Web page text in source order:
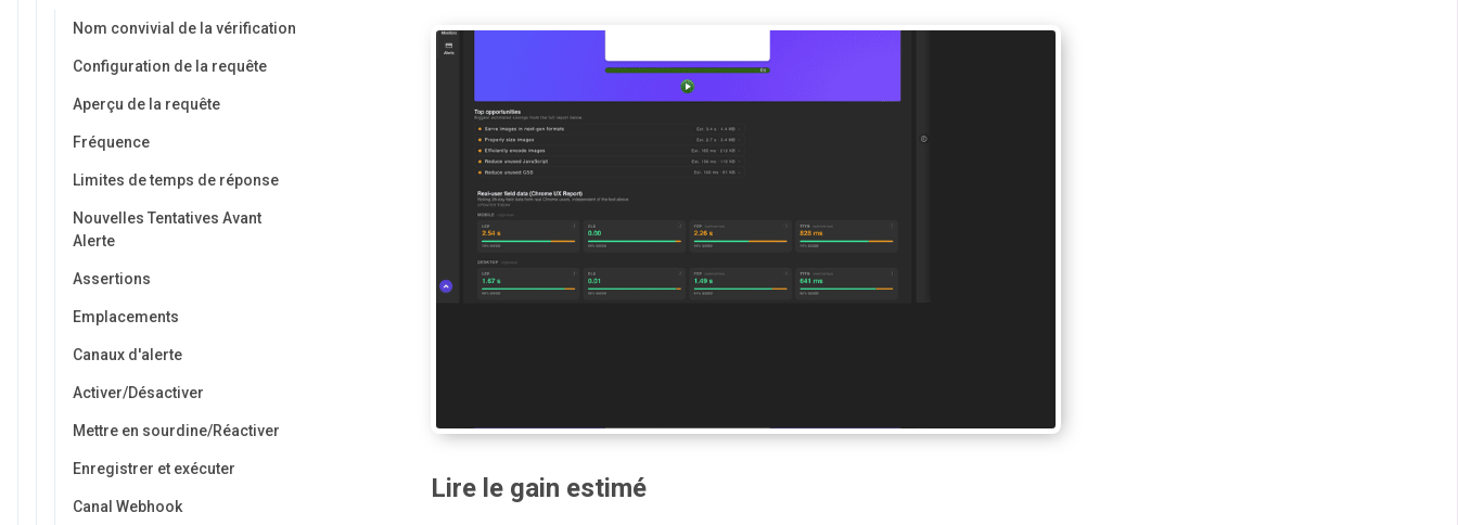
Nom convivial de la vérification
Configuration de la requête
Aperçu de la requête
Fréquence
Limites de temps de réponse
Nouvelles Tentatives Avant
Alerte
Assertions
Emplacements
Canaux d'alerte
Activer/Désactiver
Mettre en sourdine/Réactiver
Enregistrer et exécuter
Canal Webhook
Lire le gain estimé